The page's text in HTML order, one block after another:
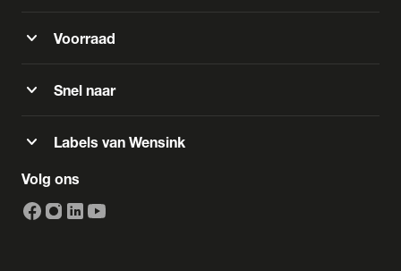
expand_more Voorraad
expand_more Snel naar
expand_more Labels van Wensink
Volg ons